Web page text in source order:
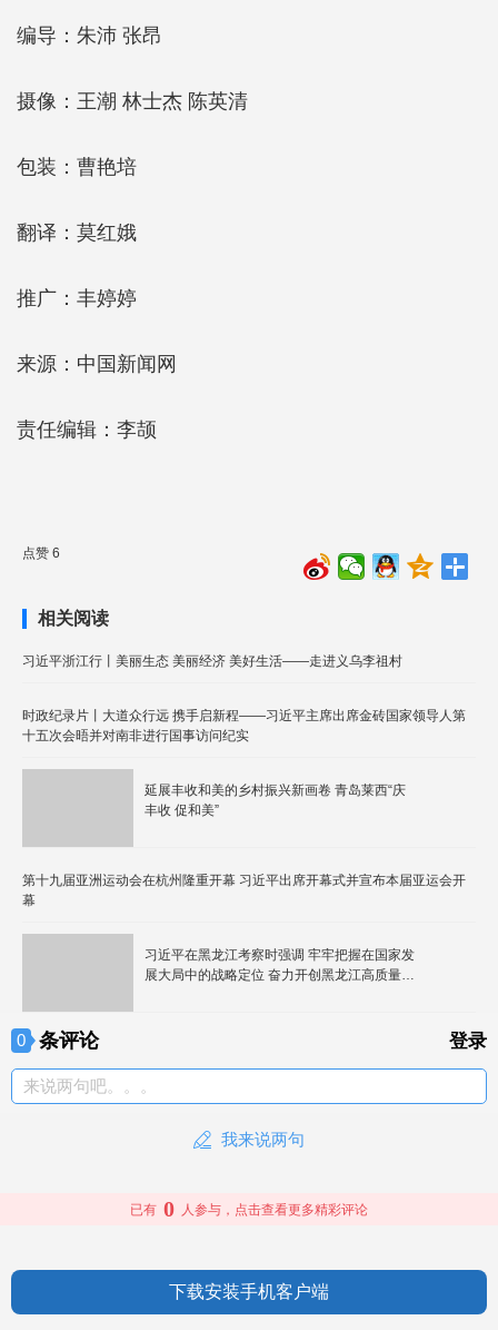
编导：朱沛 张昂
摄像：王潮 林士杰 陈英清
包装：曹艳培
翻译：莫红娥
推广：丰婷婷
来源：中国新闻网
责任编辑：李颉
点赞 6
相关阅读
习近平浙江行丨美丽生态 美丽经济 美好生活——走进义乌李祖村
时政纪录片丨大道众行远 携手启新程——习近平主席出席金砖国家领导人第
十五次会晤并对南非进行国事访问纪实
延展丰收和美的乡村振兴新画卷 青岛莱西“庆
丰收 促和美”
第十九届亚洲运动会在杭州隆重开幕 习近平出席开幕式并宣布本届亚运会开
幕
习近平在黑龙江考察时强调 牢牢把握在国家发
展大局中的战略定位 奋力开创黑龙江高质量发
0 条评论 登录
来说两句吧。。。
我来说两句
已有 0 人参与，点击查看更多精彩评论
下载安装手机客户端